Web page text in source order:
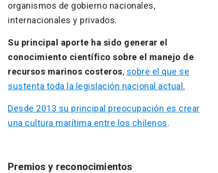
organismos de gobierno nacionales,
internacionales y privados.
‌Su principal aporte ha sido generar el
conocimiento científico sobre el manejo de
recursos marinos costeros, sobre el que se
sustenta toda la legislación nacional actual.
Desde 2013 su principal preocupación es crear
una cultura marítima entre los chilenos.
‌Premios y reconocimientos